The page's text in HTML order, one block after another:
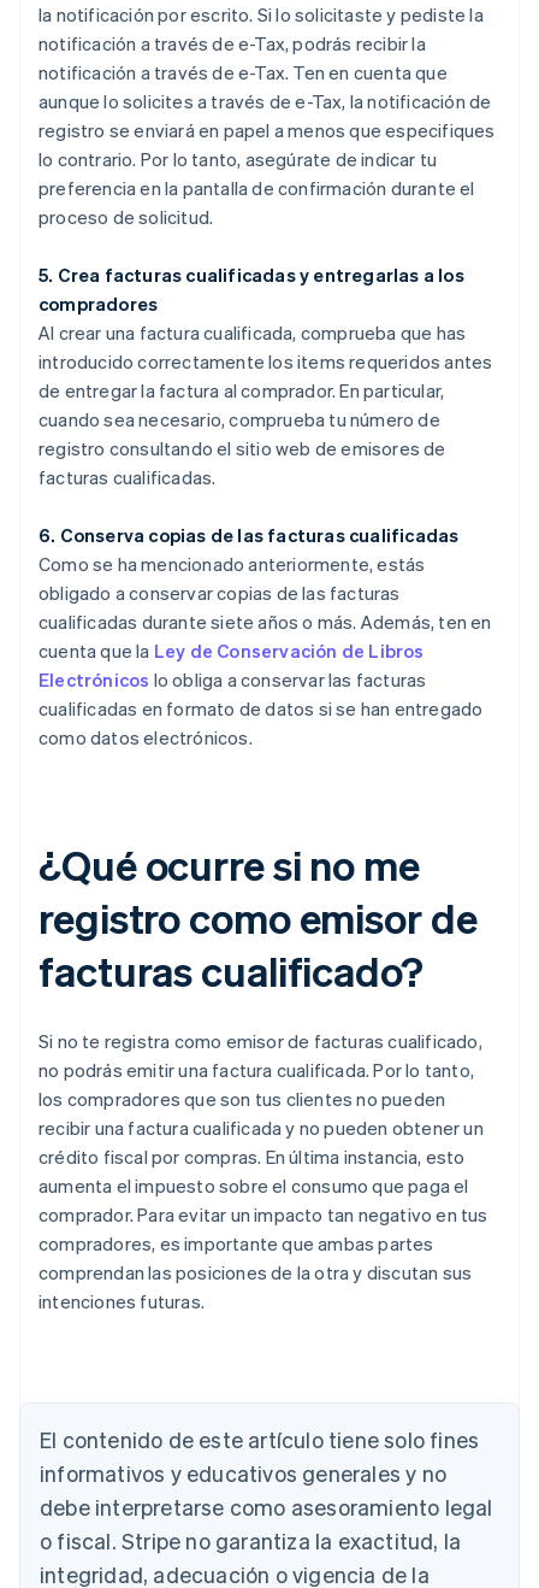
la notificación por escrito. Si lo solicitaste y pediste la
notificación a través de e-Tax, podrás recibir la
notificación a través de e-Tax. Ten en cuenta que
aunque lo solicites a través de e-Tax, la notificación de
registro se enviará en papel a menos que especifiques
lo contrario. Por lo tanto, asegúrate de indicar tu
preferencia en la pantalla de confirmación durante el
proceso de solicitud.
5. Crea facturas cualificadas y entregarlas a los
compradores
Al crear una factura cualificada, comprueba que has
introducido correctamente los items requeridos antes
de entregar la factura al comprador. En particular,
cuando sea necesario, comprueba tu número de
registro consultando el sitio web de emisores de
facturas cualificadas.
6. Conserva copias de las facturas cualificadas
Como se ha mencionado anteriormente, estás
obligado a conservar copias de las facturas
cualificadas durante siete años o más. Además, ten en
cuenta que la Ley de Conservación de Libros
Electrónicos lo obliga a conservar las facturas
cualificadas en formato de datos si se han entregado
como datos electrónicos.
¿Qué ocurre si no me
registro como emisor de
facturas cualificado?
Si no te registra como emisor de facturas cualificado,
no podrás emitir una factura cualificada. Por lo tanto,
los compradores que son tus clientes no pueden
recibir una factura cualificada y no pueden obtener un
crédito fiscal por compras. En última instancia, esto
aumenta el impuesto sobre el consumo que paga el
comprador. Para evitar un impacto tan negativo en tus
compradores, es importante que ambas partes
comprendan las posiciones de la otra y discutan sus
intenciones futuras.
El contenido de este artículo tiene solo fines
informativos y educativos generales y no
debe interpretarse como asesoramiento legal
o fiscal. Stripe no garantiza la exactitud, la
integridad, adecuación o vigencia de la
Alemania
Deutsch English
Australia
English